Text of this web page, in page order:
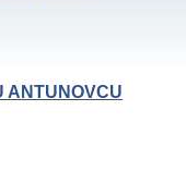
ANTUNOVCU